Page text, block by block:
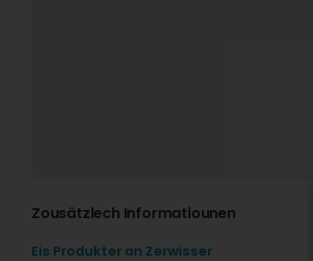
Zousätzlech Informatiounen
Eis Produkter an Zerwisser